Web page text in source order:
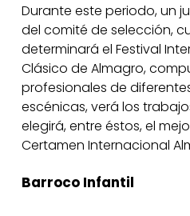
Durante este periodo, un
del comité de selección,
determinará el Festival
Clásico de Almagro,
profesionales de
escénicas, verá los
elegirá, entre éstos, el
Certamen Internacional
Barroco Infantil